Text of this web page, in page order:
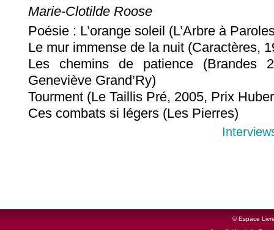
Marie-Clotilde Roose
Poésie : L’orange soleil (L’Arbre à
Le mur immense de la nuit (Caractères,
Les chemins de patience (Brandes
Geneviève Grand’Ry)
Tourment (Le Taillis Pré, 2005, Prix
Ces combats si légers (Les Pierres)
© Espace